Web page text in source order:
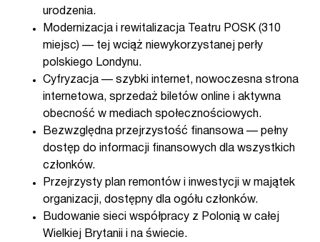
urodzenia.
Modernizacja i rewitalizacja Teatru POSK (310
miejsc) — tej wciąż niewykorzystanej perły
polskiego Londynu.
Cyfryzacja — szybki internet, nowoczesna strona
internetowa, sprzedaż biletów online i aktywna
obecność w mediach społecznościowych.
Bezwzględna przejrzystość finansowa — pełny
dostęp do informacji finansowych dla wszystkich
członków.
Przejrzysty plan remontów i inwestycji w majątek
organizacji, dostępny dla ogółu członków.
Budowanie sieci współpracy z Polonią w całej
Wielkiej Brytanii i na świecie.